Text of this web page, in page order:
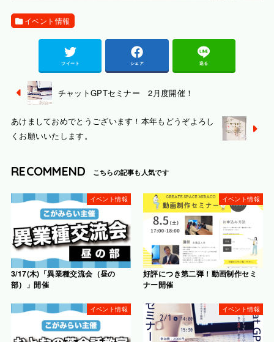
イベント情報
ツイート シェア 送る
チャットGPTセミナー 2月度開催！
あけましておめでとうございます！本年もどうぞよろし
くお願いいたします。
RECOMMEND
イベント情報
3/17(木)「異業種交流会（昼の
部）」開催
イベント情報
好評につき第二弾！動画制作セミ
ナー開催
イベント情報 イベント情報